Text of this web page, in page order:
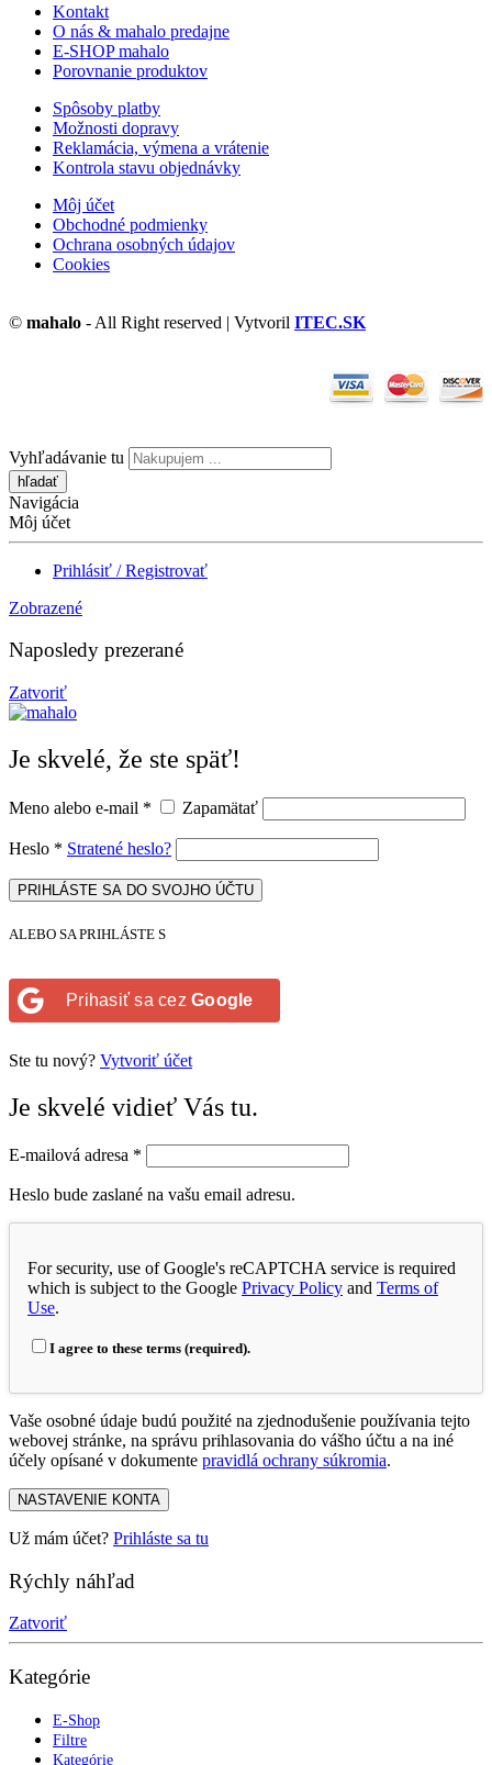
Kontakt
O nás & mahalo predajne
E-SHOP mahalo
Porovnanie produktov
Spôsoby platby
Možnosti dopravy
Reklamácia, výmena a vrátenie
Kontrola stavu objednávky
Môj účet
Obchodné podmienky
Ochrana osobných údajov
Cookies
© mahalo - All Right reserved | Vytvoril ITEC.SK
Vyhľadávanie tu
Navigácia
Môj účet
Prihlásiť / Registrovať
Zobrazené
Naposledy prezerané
Zatvoriť
Je skvelé, že ste späť!
Meno alebo e-mail * Zapamätať
Heslo * Stratené heslo?
PRIHLÁSTE SA DO SVOJHO ÚČTU
ALEBO SA PRIHLÁSTE S
Prihasiť sa cez Google
Ste tu nový? Vytvoriť účet
Je skvelé vidieť Vás tu.
E-mailová adresa *
Heslo bude zaslané na vašu email adresu.
For security, use of Google's reCAPTCHA service is required
which is subject to the Google Privacy Policy and Terms of
Use.
I agree to these terms (required).
Vaše osobné údaje budú použité na zjednodušenie používania tejto
webovej stránke, na správu prihlasovania do vášho účtu a na iné
účely opísané v dokumente pravidlá ochrany súkromia.
NASTAVENIE KONTA
Už mám účet? Prihláste sa tu
Rýchly náhľad
Zatvoriť
Kategórie
E-Shop
Filtre
Kategórie